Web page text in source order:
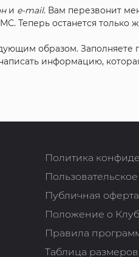
и e-mail. Вам перезвонит
Теперь останется только
образом. Заполняете
информацию,
Политика
Публичная оферта
Положение о
Правила
Таблица размеров